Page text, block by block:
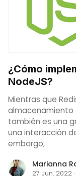
¿Cómo
NodeJS?
Mientras que
almacenamiento
también es una
una interacción
embargo,
Marianna
27 Jun. 2022 ·